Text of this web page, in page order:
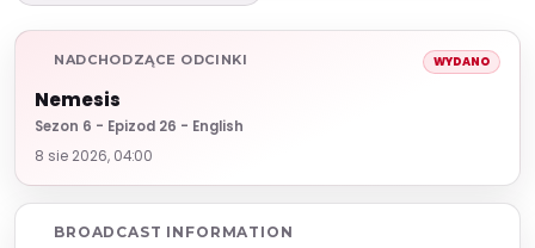
NADCHODZĄCE ODCINKI WYDANO
Nemesis
Sezon 6 - Epizod 26 - English
8 sie 2026, 04:00
BROADCAST INFORMATION